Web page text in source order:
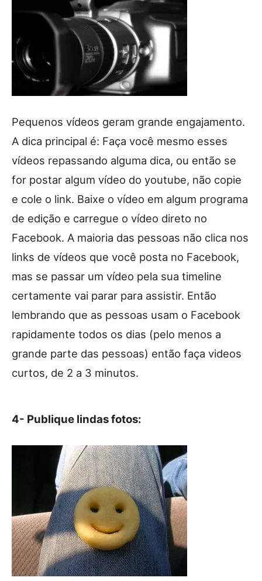
Pequenos vídeos geram grande engajamento.
A dica principal é: Faça você mesmo esses
vídeos repassando alguma dica, ou então se
for postar algum vídeo do youtube, não copie
e cole o link. Baixe o vídeo em algum programa
de edição e carregue o vídeo direto no
Facebook. A maioria das pessoas não clica nos
links de vídeos que você posta no Facebook,
mas se passar um vídeo pela sua timeline
certamente vai parar para assistir. Então
lembrando que as pessoas usam o Facebook
rapidamente todos os dias (pelo menos a
grande parte das pessoas) então faça videos
curtos, de 2 a 3 minutos.
4- Publique lindas fotos: